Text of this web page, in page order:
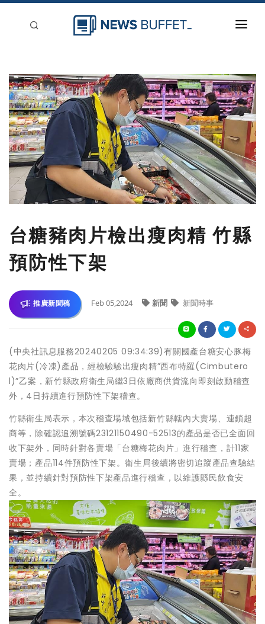
新聞稿分類
登入
刊登
台糖豬肉片檢出瘦肉精 竹縣
預防性下架
推廣新聞稿 Feb 05,2024 新聞 新聞時事
(中央社訊息服務20240205 09:34:39)有關國產台糖安心豚梅
花肉片(冷凍)產品，經檢驗驗出瘦肉精”西布特羅(Cimbutero
l)”乙案，新竹縣政府衛生局繼3日依廠商供貨流向即刻啟動稽查
外，4日持續進行預防性下架稽查。
竹縣衛生局表示，本次稽查場域包括新竹縣轄內大賣場、連鎖超
商等，除確認追溯號碼23121150490-52513的產品是否已全面回
收下架外，同時針對各賣場「台糖梅花肉片」進行稽查，計11家
賣場；產品114件預防性下架。衛生局後續將密切追蹤產品查驗結
果，並持續針對預防性下架產品進行稽查，以維護縣民飲食安
全。